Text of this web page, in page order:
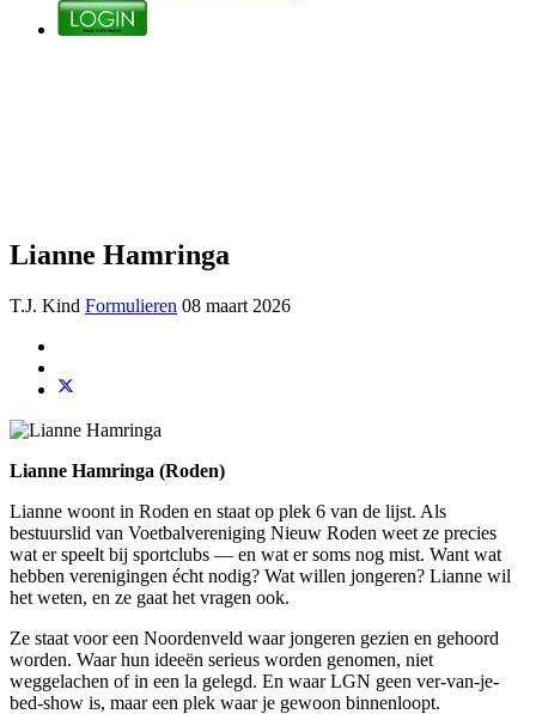
Lianne Hamringa
T.J. Kind Formulieren 08 maart 2026
Lianne Hamringa (Roden)
Lianne woont in Roden en staat op plek 6 van de lijst. Als
bestuurslid van Voetbalvereniging Nieuw Roden weet ze precies
wat er speelt bij sportclubs — en wat er soms nog mist. Want wat
hebben verenigingen écht nodig? Wat willen jongeren? Lianne wil
het weten, en ze gaat het vragen ook.
Ze staat voor een Noordenveld waar jongeren gezien en gehoord
worden. Waar hun ideeën serieus worden genomen, niet
weggelachen of in een la gelegd. En waar LGN geen ver-van-je-
bed-show is, maar een plek waar je gewoon binnenloopt.